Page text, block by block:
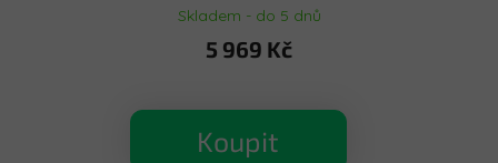
Skladem - do 5 dnů
5 969 Kč
Koupit